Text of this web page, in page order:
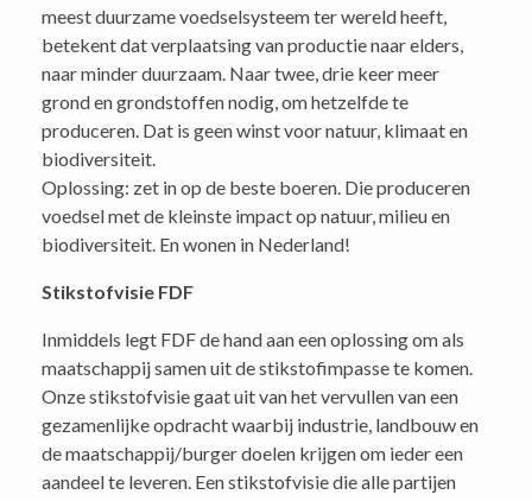
meest duurzame voedselsysteem ter wereld heeft,
betekent dat verplaatsing van productie naar elders,
naar minder duurzaam. Naar twee, drie keer meer
grond en grondstoffen nodig, om hetzelfde te
produceren. Dat is geen winst voor natuur, klimaat en
biodiversiteit.
Oplossing: zet in op de beste boeren. Die produceren
voedsel met de kleinste impact op natuur, milieu en
biodiversiteit. En wonen in Nederland!
Stikstofvisie FDF
Inmiddels legt FDF de hand aan een oplossing om als
maatschappij samen uit de stikstofimpasse te komen.
Onze stikstofvisie gaat uit van het vervullen van een
gezamenlijke opdracht waarbij industrie, landbouw en
de maatschappij/burger doelen krijgen om ieder een
aandeel te leveren. Een stikstofvisie die alle partijen